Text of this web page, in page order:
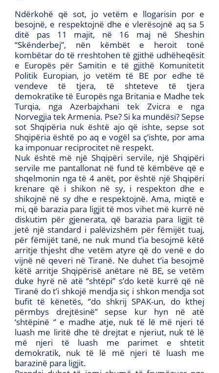
Ndërkohë që sot, jo vetëm e llogarisin por e
besojnë, e respektojnë dhe e vlerësojnë aq sa 5
ditë pas 11 majit, në 16 maj në Sheshin
“Skënderbej’’, nën këmbët e heroit tonë
kombëtar do të rreshtohen të gjithë udhëheqësit
e Europës për Samitin e të gjithë Komunitetit
Politik Europian, jo vetëm të BE por edhe të
vendeve të tjera, të shteteve të tjera
demokratike të Europës nga Britania e Madhe tek
Turqia, nga Azerbajxhani tek Zvicra e nga
Norvegjia tek Armenia. Pse? Si ka mundësi? Sepse
sot Shqipëria nuk është ajo që ishte, sepse sot
Shqipëria është po aq e vogël sa ç’ishte, por ama
ka imponuar reciprocitet në respekt.
Nuk është më një Shqipëri servile, një Shqipëri
servile me pantallonat në fund të këmbëve që e
shqelmonin nga të 4 anët, por është një Shqipëri
krenare që i shikon në sy, i respekton dhe e
shikojnë në sy dhe e respektojnë. Ama, miqtë e
mi, që barazia para ligjit të mos vihet më kurrë në
diskutim për gjenerata, që barazia para ligjit të
jetë një standard i palëvizshëm për fëmijët tuaj,
për fëmijët tanë, ne nuk mund t’ia besojmë këtë
arritje thjesht dhe vetëm atyre që do venë e do
vijnë në qeveri në Tiranë. Ne duhet t’ia besojmë
këtë arritje Shqipërisë anëtare në BE, se vetëm
duke hyrë në atë ‘’shtëpi’’ s’do ketë kurrë që në
Tiranë do t’i shkojë mendja siç i shkon mendja sot
bufit të kënetës, ‘’do shkrij SPAK-un, do kthej
përmbys drejtësinë’’ sepse kur hyn në atë
‘shtëpinë ‘’ e madhe atje, nuk të lë më njeri të
luash me liritë dhe të drejtat e njeriut, nuk të lë
më njeri të luash me parimet e shtetit
demokratik, nuk të lë më njeri të luash me
barazinë para ligjit.